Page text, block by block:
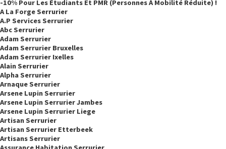
-10% Pour Les Étudiants Et PMR (personnes À Mobilité Réduite) !
A La Forge Serrurier
A.p Services Serrurier
Abc Serrurier
Adam Serrurier
Adam Serrurier Bruxelles
Adam Serrurier Ixelles
Alain Serrurier
Alpha Serrurier
Arnaque Serrurier
Arsene Lupin Serrurier
Arsene Lupin Serrurier Jambes
Arsene Lupin Serrurier Liege
Artisan Serrurier
Artisan Serrurier Etterbeek
Artisans Serrurier